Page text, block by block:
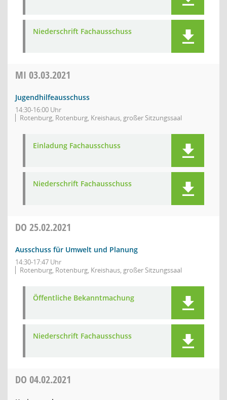
Niederschrift Fachausschuss
MI 03.03.2021
Jugendhilfeausschuss
14:30-16:00 Uhr
Rotenburg, Rotenburg, Kreishaus, großer Sitzungssaal
Einladung Fachausschuss
Niederschrift Fachausschuss
DO 25.02.2021
Ausschuss für Umwelt und Planung
14:30-17:47 Uhr
Rotenburg, Rotenburg, Kreishaus, großer Sitzungssaal
Öffentliche Bekanntmachung
Niederschrift Fachausschuss
DO 04.02.2021